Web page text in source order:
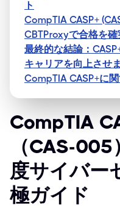
ト
CompTIA CASP+
CBTProxyで合格を
最終的な結論：
キャリアを向上させ
CompTIA CASP+に
CompTIA
（CAS-
度サイバー
極ガイド